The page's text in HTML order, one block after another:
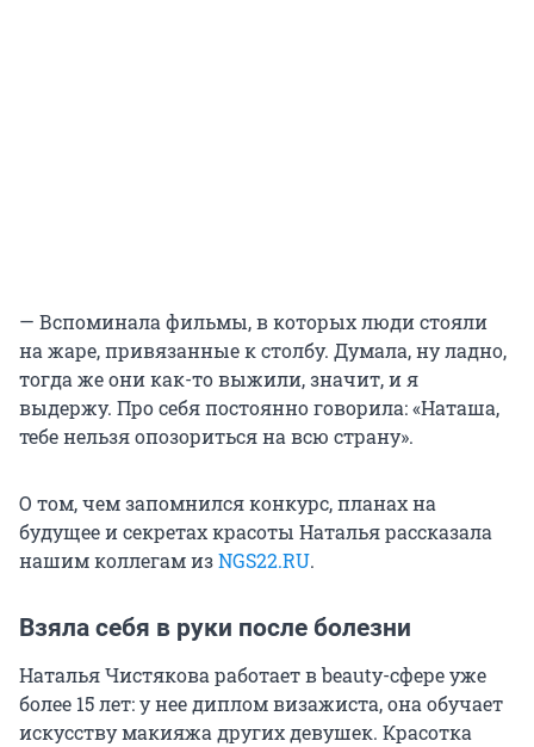
— Вспоминала фильмы, в которых люди стояли
на жаре, привязанные к столбу. Думала, ну ладно,
тогда же они как-то выжили, значит, и я
выдержу. Про себя постоянно говорила: «Наташа,
тебе нельзя опозориться на всю страну».
О том, чем запомнился конкурс, планах на
будущее и секретах красоты Наталья рассказала
нашим коллегам изNGS22.RU.
Взяла себя в руки после болезни
Наталья Чистякова работает в beauty-сфере уже
более 15 лет: у нее диплом визажиста, она обучает
искусству макияжа других девушек. Красотка